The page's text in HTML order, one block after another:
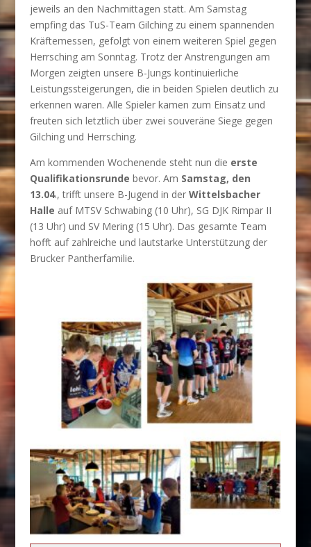
jeweils an den Nachmittagen statt. Am Samstag
empfing das TuS-Team Gilching zu einem spannenden
Kräftemessen, gefolgt von einem weiteren Spiel gegen
Herrsching am Sonntag. Trotz der Anstrengungen am
Morgen zeigten unsere B-Jungs kontinuierliche
Leistungssteigerungen, die in beiden Spielen deutlich zu
erkennen waren. Alle Spieler kamen zum Einsatz und
freuten sich letztlich über zwei souveräne Siege gegen
Gilching und Herrsching.
Am kommenden Wochenende steht nun die erste
Qualifikationsrunde bevor. Am Samstag, den
13.04., trifft unsere B-Jugend in der Wittelsbacher
Halle auf MTSV Schwabing (10 Uhr), SG DJK Rimpar II
(13 Uhr) und SV Mering (15 Uhr). Das gesamte Team
hofft auf zahlreiche und lautstarke Unterstützung der
Brucker Pantherfamilie.